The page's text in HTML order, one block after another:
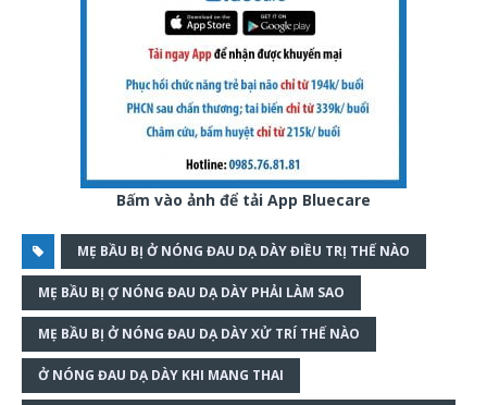
Bấm vào ảnh để tải App Bluecare
MẸ BẦU BỊ Ở NÓNG ĐAU DẠ DÀY ĐIỀU TRỊ THẾ NÀO
MẸ BẦU BỊ Ợ NÓNG ĐAU DẠ DÀY PHẢI LÀM SAO
MẸ BẦU BỊ Ở NÓNG ĐAU DẠ DÀY XỬ TRÍ THẾ NÀO
Ở NÓNG ĐAU DẠ DÀY KHI MANG THAI